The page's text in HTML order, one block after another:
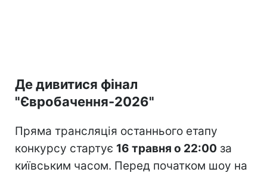
Де дивитися фінал
"Євробачення-2026"
Пряма трансляція останнього етапу
конкурсу стартує 16 травня о 22:00 за
київським часом. Перед початком шоу на